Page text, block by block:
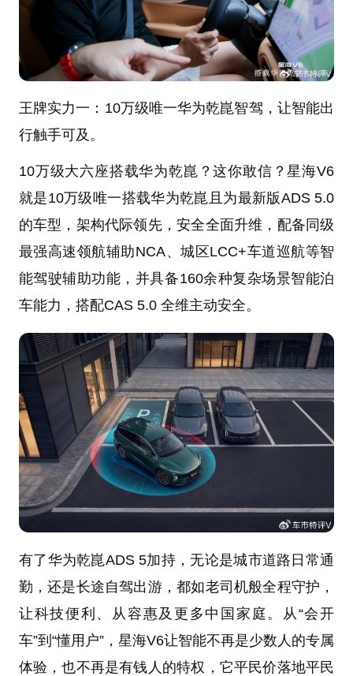
王牌实力一：10万级唯一华为乾崑智驾，让智能出
行触手可及。
10万级大六座搭载华为乾崑？这你敢信？星海V6
就是10万级唯一搭载华为乾崑且为最新版ADS 5.0
的车型，架构代际领先，安全全面升维，配备同级
最强高速领航辅助NCA、城区LCC+车道巡航等智
能驾驶辅助功能，并具备160余种复杂场景智能泊
车能力，搭配CAS 5.0 全维主动安全。
有了华为乾崑ADS 5加持，无论是城市道路日常通
勤，还是长途自驾出游，都如老司机般全程守护，
让科技便利、从容惠及更多中国家庭。从“会开
车”到“懂用户”，星海V6让智能不再是少数人的专属
体验，也不再是有钱人的特权，它平民价落地平民